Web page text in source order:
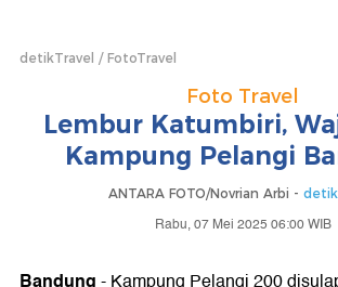
detikTravel FotoTravel
Foto Travel
Lembur Katumbiri,
Kampung Pelangi
ANTARA FOTO/Novrian Arbi -
Rabu, 07 Mei 2025 06:00 WIB
Bandung